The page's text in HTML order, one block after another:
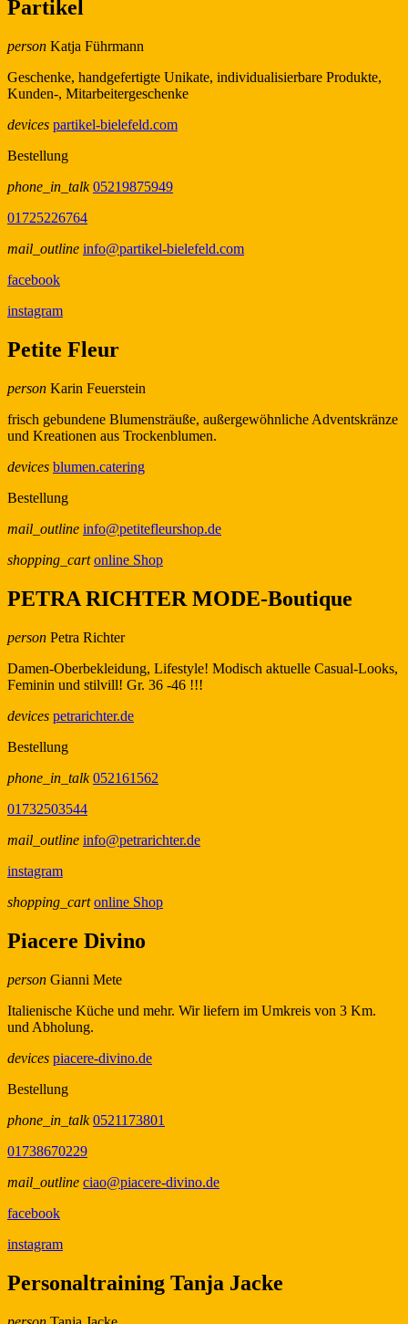
Partikel
person Katja Führmann
Geschenke, handgefertigte Unikate, individualisierbare Produkte,
Kunden-, Mitarbeitergeschenke
devices partikel-bielefeld.com
Bestellung
phone_in_talk 05219875949
01725226764
mail_outline info@partikel-bielefeld.com
facebook
instagram
Petite Fleur
person Karin Feuerstein
frisch gebundene Blumensträuße, außergewöhnliche Adventskränze
und Kreationen aus Trockenblumen.
devices blumen.catering
Bestellung
mail_outline info@petitefleurshop.de
shopping_cart online Shop
PETRA RICHTER MODE-Boutique
person Petra Richter
Damen-Oberbekleidung, Lifestyle! Modisch aktuelle Casual-Looks,
Feminin und stilvill! Gr. 36 -46 !!!
devices petrarichter.de
Bestellung
phone_in_talk 052161562
01732503544
mail_outline info@petrarichter.de
instagram
shopping_cart online Shop
Piacere Divino
person Gianni Mete
Italienische Küche und mehr. Wir liefern im Umkreis von 3 Km.
und Abholung.
devices piacere-divino.de
Bestellung
phone_in_talk 0521173801
01738670229
mail_outline ciao@piacere-divino.de
facebook
instagram
Personaltraining Tanja Jacke